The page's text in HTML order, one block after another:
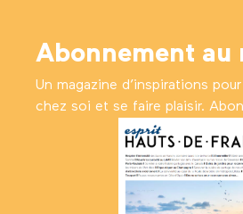
Abonnement au
Un magazine d’inspirations
chez soi et se faire plaisir.